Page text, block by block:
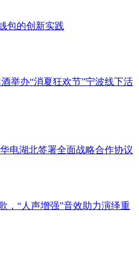
包的创新实践
举办“消夏狂欢节”宁波线下活
电湖北签署全面战略合作协议
，“人声增强”音效助力演绎重